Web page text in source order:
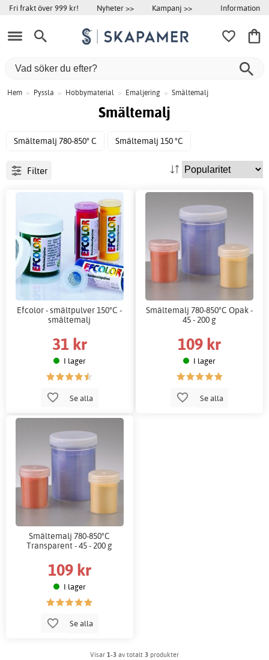
Fri frakt över 999 kr! Nyheter >> Kampanj >> Information
Hem > Pyssla > Hobbymaterial > Emaljering > Smältemalj
Smältemalj
Smältemalj 780-850° C Smältemalj 150 °C
Filter
Efcolor - smältpulver 150°C -
smältemalj
31 kr
I lager
Se alla
Smältemalj 780-850°C Opak -
45 - 200 g
109 kr
I lager
Se alla
Smältemalj 780-850°C
Transparent - 45 - 200 g
109 kr
I lager
Se alla
Visar 1-3 av totalt 3 produkter